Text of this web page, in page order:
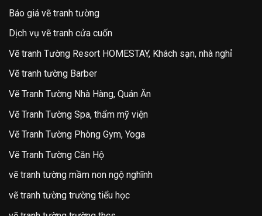
Báo giá vẽ tranh tường
Dịch vụ vẽ tranh cửa cuốn
Vẽ tranh Tường Resort HOMESTAY, Khách sạn, nhà nghỉ
Vẽ tranh tường Barber
Vẽ Tranh Tường Nhà Hàng, Quán Ăn
Vẽ Tranh Tường Spa, thẩm mỹ viện
Vẽ Tranh Tường Phòng Gym, Yoga
Vẽ Tranh Tường Căn Hộ
vẽ tranh tường mầm non ngộ nghĩnh
vẽ tranh tường trường tiểu học